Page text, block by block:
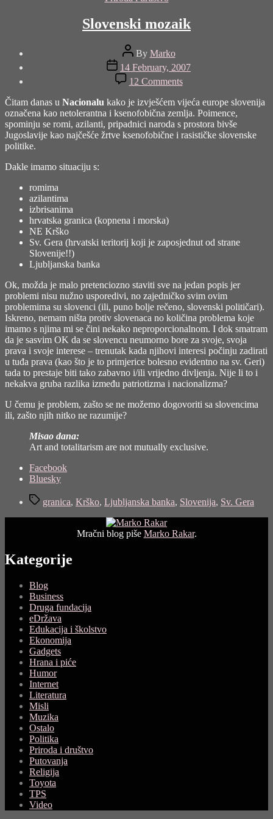
Slovenski mozaik
Post
author
By Marko
Post
date
14 February, 2007
12 Commentson
Slovenski
mozaik
Čitam danas u Nacionalu kako je izvješćem vijeća europe slovenija
označena kao netolerantna i ksenofobična zemlja. Poimence,
spominju se romi, azilanti, pripadnici naroda s prostora bivše
Jugoslavije kao najčešće žrtve ksenofobične i rasističke slovenske
politike.
Dakle imamo situaciju s:
romima
azilantima
izbrisanima
hrvatska granica (kopnena i morska)
NE Krško
Sv. Gera (hrvatski teritorij koji je zaposjednut od strane
Slovenije!!)
Ljubljanska banka
Ok, možda je malo pretenciozno staviti sve na jedan popis jer
problemi nisu nužno usporedivi, no zajedničko svim ovim
problemima su slovenci (ili, puno bolje rečeno, slovenski političari).
Iskreno, nemam ništa protiv slovenaca no količina problema koje
imamo s njima mi se čini nekako neproporcionalnom. I dok smatram
da je sasvim OK da se slovencu neumorno bore za svoje, svoja
prava i svoje interese – trenutak kada njihovi interesi počinju zadirati
u tuđa prava (kao što je to primjerice bolesno evidentno na sv. Geri)
tada to prestaje biti tako zabavno i/ili vrijedno divljenja. Nije li to i
nekakva gruba razlika između patriotizma i nacionalizma?
U čemu je problem, zašto se ne možemo dogovoriti sa slovencima
ili, zašto njih nitko ne razumije?
Misao dana:
Art and totalitarism are not mutually exclusive.
Share
"Slovenski
Facebook
Bluesky
Tagsgranica, Krško, Ljubljanska banka, Slovenija, Sv. Gera
Mračni blog piše Marko Rakar.
Kategorije
Blog
Business
Druga fundacija
eDržava
Edukacija i školstvo
Ekonomija
Gadgets
Hrana i piće
Humor
Internet
Literatura
Misli
Muzika
Ostalo
Politika
Priroda i društvo
Putovanja
Religija
Toyota
TPS
Video